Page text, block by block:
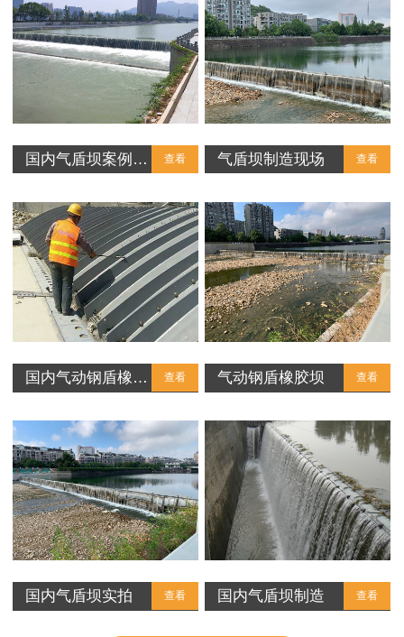
国内气盾坝案例… 查看 气盾坝制造现场 查看
国内气动钢盾橡… 查看 气动钢盾橡胶坝 查看
国内气盾坝实拍 查看 国内气盾坝制造 查看